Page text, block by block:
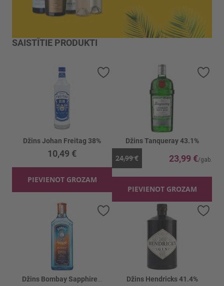
SAISTĪTIE PRODUKTI
Džins Johan Freitag 38%
10,49 €
PIEVIENOT GROZAM
Džins Tanqueray 43.1%
24,99 € 23,99 €
PIEVIENOT GROZAM
Pievienot vēlmju sarakstam
Džins Hendricks 41.4%